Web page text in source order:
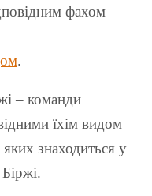
фахом
.
– команди
їхім видом
знаходиться у